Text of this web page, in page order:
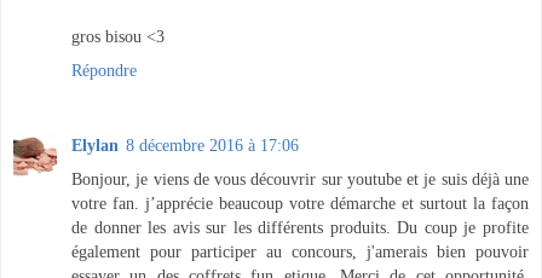
gros bisou <3
Répondre
Elylan 8 décembre 2016 à 17:06
Bonjour, je viens de vous découvrir sur youtube et je suis déjà une
votre fan. j’apprécie beaucoup votre démarche et surtout la façon
de donner les avis sur les différents produits. Du coup je profite
également pour participer au concours, j'amerais bien pouvoir